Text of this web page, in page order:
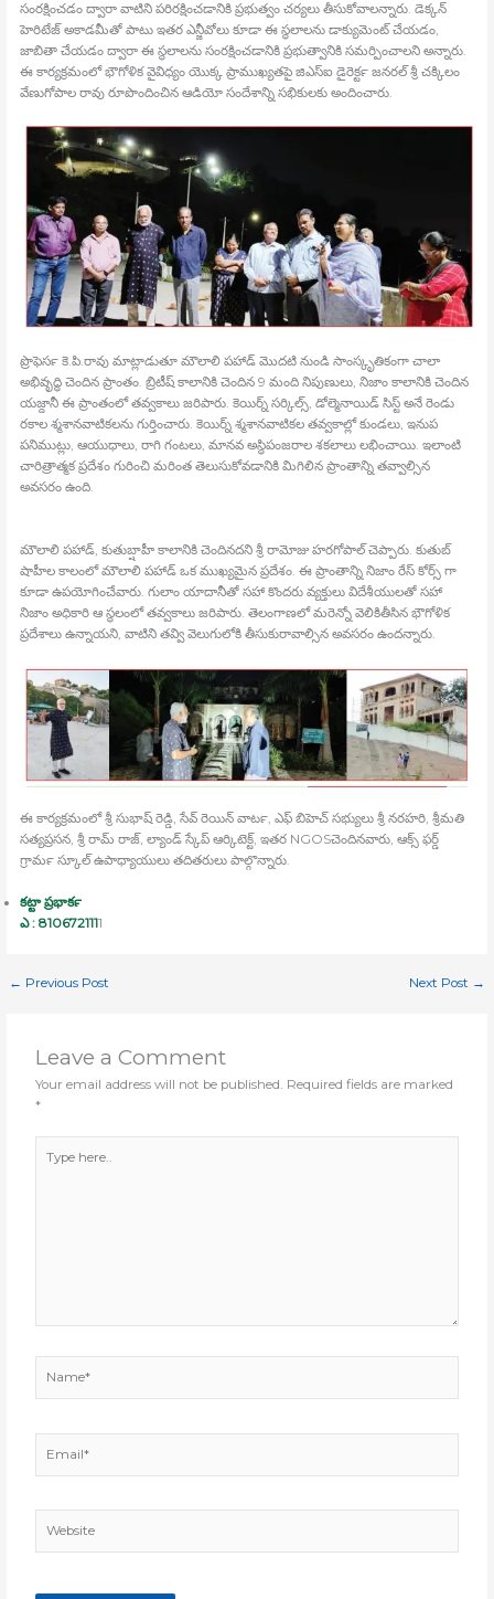
సంరక్షించడం ద్వారా వాటిని పరిరక్షించడానికి ప్రభుత్వం చర్యలు తీసుకోవాలన్నారు. డెక్కన్‍
హెరిటేజ్‍ అకాడమీతో పాటు ఇతర ఎన్జీవోలు కూడా ఈ స్థలాలను డాక్యుమెంట్‍ చేయడం,
జాబితా చేయడం ద్వారా ఈ స్థలాలను సంరక్షించడానికి ప్రభుత్వానికి సమర్పించాలని అన్నారు.
ఈ కార్యక్రమంలో భౌగోళిక వైవిధ్యం యొక్క ప్రాముఖ్యతపై జిఎస్‍ఐ డైరెక్టర్‍ జనరల్‍ శ్రీ చక్కిలం
వేణుగోపాల రావు రూపొందించిన ఆడియో సందేశాన్ని సభికులకు అందించారు.
ప్రొఫెసర్‍ కె.పి.రావు మాట్లాడుతూ మౌలాలి పహాడ్‍ మొదటి నుండి సాంస్కృతికంగా చాలా
అభివృద్ధి చెందిన ప్రాంతం. బ్రిటీష్‍ కాలానికి చెందిన 9 మంది నిపుణులు, నిజాం కాలానికి చెందిన
యజ్దానీ ఈ ప్రాంతంలో తవ్వకాలు జరిపారు. కెయిర్న్ సర్కిల్స్, డోల్మెనాయిడ్‍ సిస్ట్ అనే రెండు
రకాల శ్మశానవాటికలను గుర్తించారు. కెయిర్న్ శ్మశానవాటికల తవ్వకాల్లో కుండలు, ఇనుప
పనిముట్లు, ఆయుధాలు, రాగి గంటలు, మానవ అస్థిపంజరాల శకలాలు లభించాయి. ఇలాంటి
చారిత్రాత్మక ప్రదేశం గురించి మరింత తెలుసుకోవడానికి మిగిలిన ప్రాంతాన్ని తవ్వాల్సిన
అవసరం ఉంది.
మౌలాలి పహాడ్‍, కుతుబ్షాహీ కాలానికి చెందినదని శ్రీ రామోజు హరగోపాల్‍ చెప్పారు. కుతుబ్‍
షాహీల కాలంలో మౌలాలి పహాడ్‍ ఒక ముఖ్యమైన ప్రదేశం. ఈ ప్రాంతాన్ని నిజాం రేస్‍ కోర్స్ గా
కూడా ఉపయోగించేవారు. గులాం యాదానీతో సహా కొందరు వ్యక్తులు విదేశీయులతో సహా
నిజాం అధికారి ఆ స్థలంలో తవ్వకాలు జరిపారు. తెలంగాణలో మరెన్నో వెలికితీసిన భౌగోళిక
ప్రదేశాలు ఉన్నాయని, వాటిని తవ్వి వెలుగులోకి తీసుకురావాల్సిన అవసరం ఉందన్నారు.
ఈ కార్యక్రమంలో శ్రీ సుభాష్‍ రెడ్డి, సేవ్‍ రెయిన్‍ వాటర్‍, ఎఫ్‍ బిహెచ్‍ సభ్యులు శ్రీ నరహరి, శ్రీమతి
సత్యప్రసన, శ్రీ రామ్‍ రాజ్‍, ల్యాండ్‍ స్కేప్‍ ఆర్కిటెక్ట్, ఇతర NGOSచెందినవారు, ఆక్స్ ఫర్డ్
గ్రామర్‍ స్కూల్‍ ఉపాధ్యాయులు తదితరులు పాల్గొన్నారు.
కట్టా ప్రభాకర్‍
ఎ : 8106721111
← Previous Post Next Post →
Leave a Comment
Your email address will not be published. Required fields are marked
*
here..